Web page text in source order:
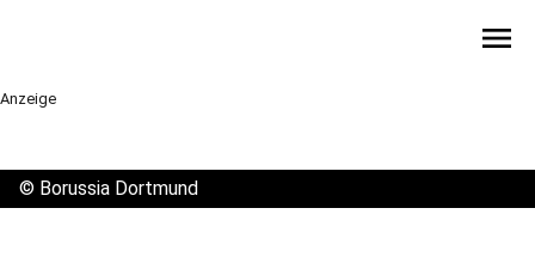
menu
Anzeige
© Borussia Dortmund